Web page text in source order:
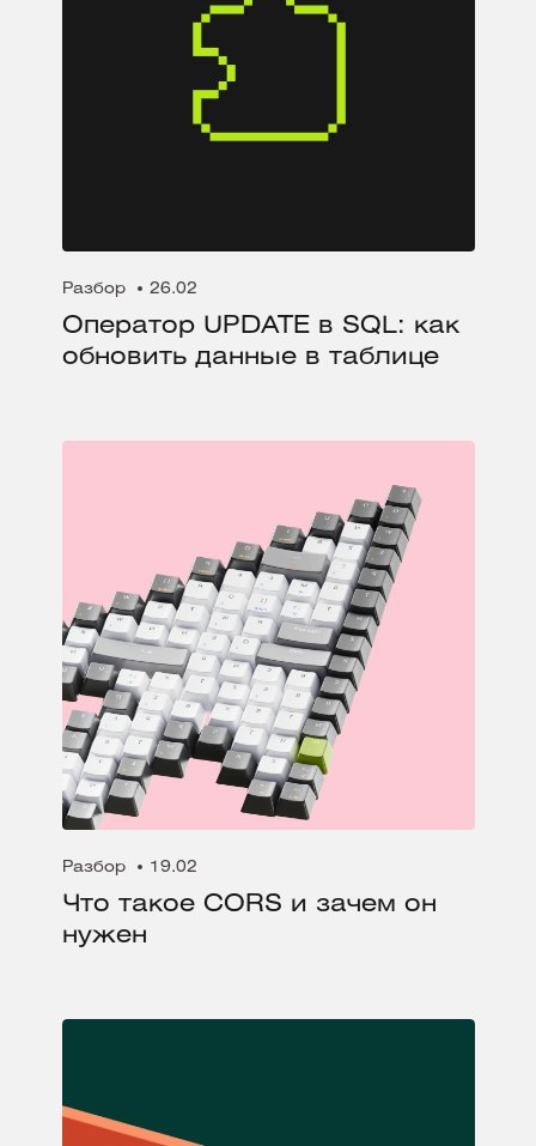
Разбор 26.02
Оператор UPDATE в SQL: как
обновить данные в таблице
Разбор 19.02
Что такое CORS и зачем он
нужен